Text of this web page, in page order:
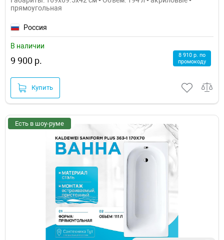
прямоугольная
Россия
В наличии
9 900 р.
8 910 р. по
промокоду
Купить
Есть в шоу-руме